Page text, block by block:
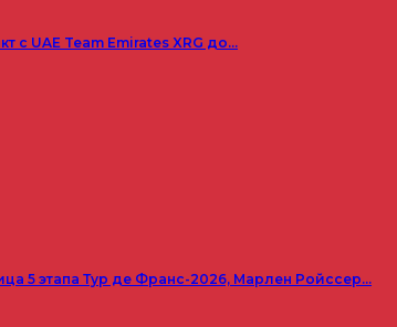
с UAE Team Emirates XRG до…
5 этапа Тур де Франс-2026, Марлен Ройссер…